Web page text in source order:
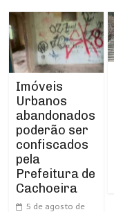
Imóveis
Urbanos
abandonados
poderão ser
confiscados
pela
Prefeitura de
Cachoeira
5 de agosto de